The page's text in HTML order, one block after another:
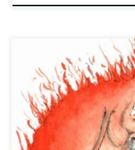
Am Freitag wurde
Der Klimawandel in
eröffnet. Vertreter
Veranstaltung und